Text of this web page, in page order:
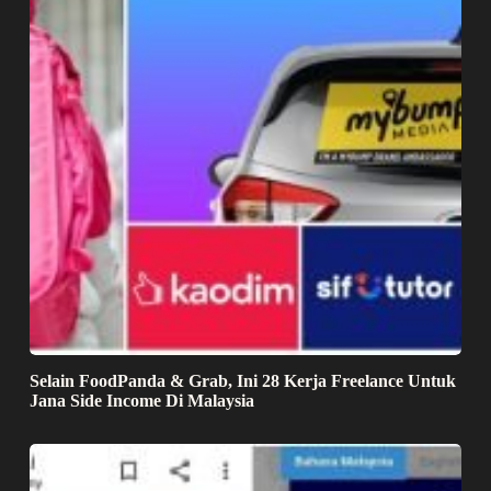
Selain FoodPanda & Grab, Ini 28 Kerja Freelance Untuk
Jana Side Income Di Malaysia